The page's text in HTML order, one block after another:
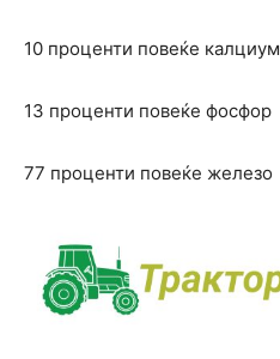
10 проценти повеќе калциум
13 проценти повеќе фосфор
77 проценти повеќе железо